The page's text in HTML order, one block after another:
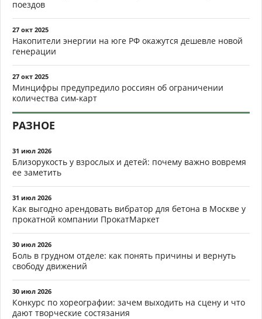
поездов
27 окт 2025
Накопители энергии на юге РФ окажутся дешевле новой
генерации
27 окт 2025
Минцифры предупредило россиян об ограничении
количества сим-карт
РАЗНОЕ
31 июл 2026
Близорукость у взрослых и детей: почему важно вовремя
ее заметить
31 июл 2026
Как выгодно арендовать вибратор для бетона в Москве у
прокатной компании ПрокатМаркет
30 июл 2026
Боль в грудном отделе: как понять причины и вернуть
свободу движений
30 июл 2026
Конкурс по хореографии: зачем выходить на сцену и что
дают творческие состязания